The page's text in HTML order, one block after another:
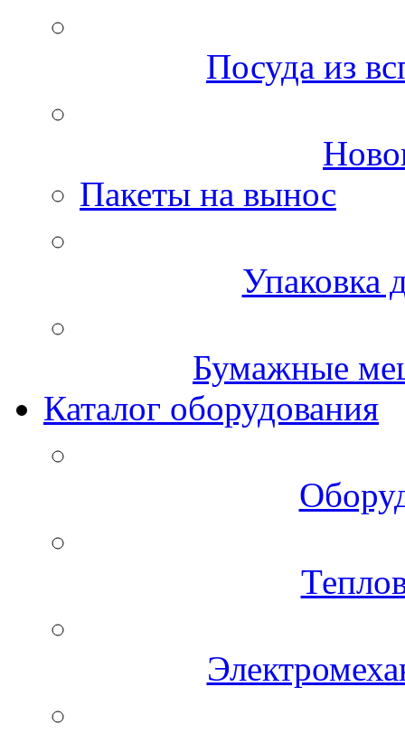
Посуда из
Пакеты на вынос
Упаковка
Бумажные
Каталог оборудования